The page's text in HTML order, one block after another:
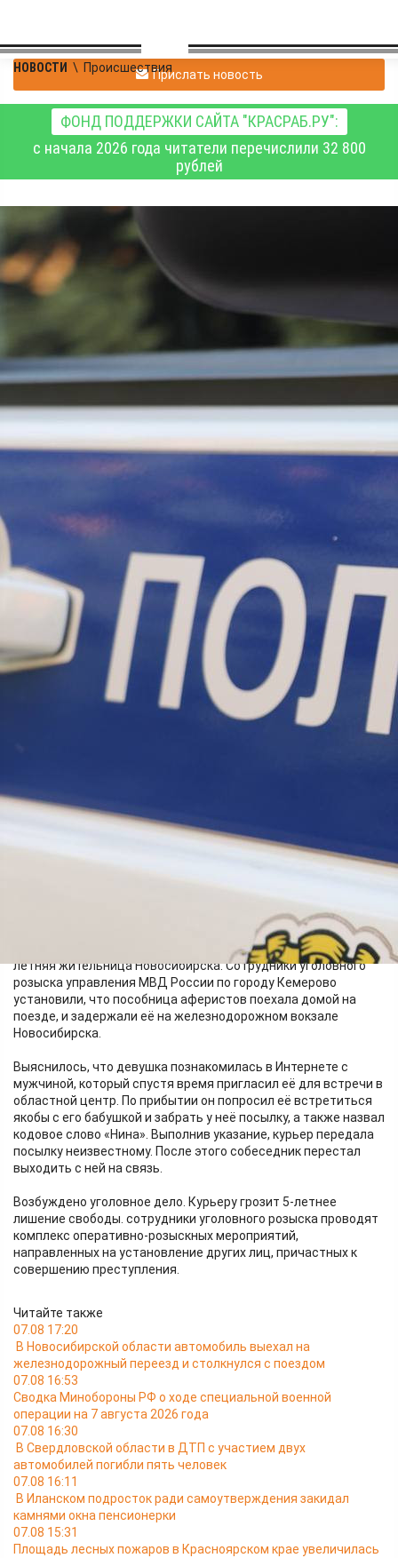
НОВОСТИ \ ПроисшествияПрислать новость
ФОНД ПОДДЕРЖКИ САЙТА "КРАСРАБ.РУ":
с начала 2026 года читатели перечислили 32 800
рублей
Кемеровские
полицейские
задержали курьера,
похитившую деньги у
красноярской
пенсионерки
Происшествия
06.07.2026 18:52
В дежурную часть отдела полиции «Центральный»
управленич МВД России по городу Кемерово обратилась 71-
летняя жительница Красноярска. Она сообщила, что
Сотрудники полиции установили, что пенсионерке позвонил
лжесотрудник правоохранительных органов. Он сообщил
женщине, будто злоумышленники получили данные её счета
и переводят деньги за границу. Собеседник убедил
жительницу Красноярска «задекларировать» накопления,
чтобы избежать уголовной ответственности. По указанию
мошенника пенсионерка приехала в Кемерово и передала
Полицейские выяснили, что роль курьера выполняла 19-
летняя жительница Новосибирска. Сотрудники уголовного
розыска управления МВД России по городу Кемерово
установили, что пособница аферистов поехала домой на
поезде, и задержали её на железнодорожном вокзале
Новосибирска.
Выяснилось, что девушка познакомилась в Интернете с
мужчиной, который спустя время пригласил её для встречи в
областной центр. По прибытии он попросил её встретиться
якобы с его бабушкой и забрать у неё посылку, а также назвал
кодовое слово «Нина». Выполнив указание, курьер передала
посылку неизвестному. После этого собеседник перестал
выходить с ней на связь.
Возбуждено уголовное дело. Курьеру грозит 5-летнее
лишение свободы. сотрудники уголовного розыска проводят
комплекс оперативно-розыскных мероприятий,
направленных на установление других лиц, причастных к
совершению преступления.
Читайте также
07.08 17:20
В Новосибирской области автомобиль выехал на
железнодорожный переезд и столкнулся с поездом
07.08 16:53
Сводка Минобороны РФ о ходе специальной военной
операции на 7 августа 2026 года
07.08 16:30
В Свердловской области в ДТП с участием двух
автомобилей погибли пять человек
07.08 16:11
В Иланском подросток ради самоутверждения закидал
камнями окна пенсионерки
07.08 15:31
Площадь лесных пожаров в Красноярском крае увеличилась